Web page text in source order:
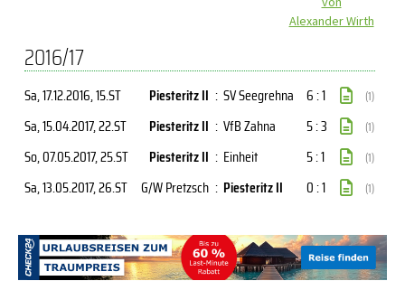
Alexander Wirth
2016/17
Sa, 17.12.2016, 15.ST Piesteritz II : SV Seegrehna 6 : 1 (1)
Sa, 15.04.2017, 22.ST Piesteritz II : VfB Zahna 5 : 3 (1)
So, 07.05.2017, 25.ST Piesteritz II : Einheit 5 : 1 (1)
Sa, 13.05.2017, 26.ST G/W Pretzsch : Piesteritz II 0 : 1 (1)